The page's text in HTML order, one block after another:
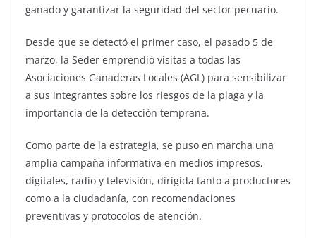
ganado y garantizar la seguridad del sector pecuario.
Desde que se detectó el primer caso, el pasado 5 de
marzo, la Seder emprendió visitas a todas las
Asociaciones Ganaderas Locales (AGL) para sensibilizar
a sus integrantes sobre los riesgos de la plaga y la
importancia de la detección temprana.
Como parte de la estrategia, se puso en marcha una
amplia campaña informativa en medios impresos,
digitales, radio y televisión, dirigida tanto a productores
como a la ciudadanía, con recomendaciones
preventivas y protocolos de atención.